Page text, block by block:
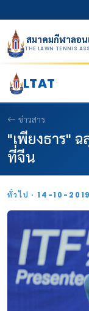
สมาคมกีฬาลอ
THE LAWN TENNIS
LTAT
ข่าวสาร
"เพียงธาร"
ที่จีน
ทั่วไป · 14-10-2019